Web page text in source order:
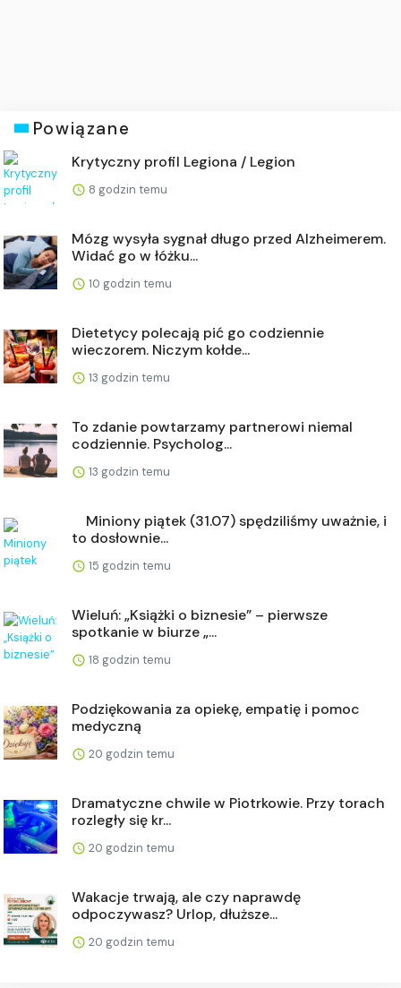
Powiązane
Krytyczny profil Legiona / Legion
8 godzin temu
Mózg wysyła sygnał długo przed Alzheimerem.
Widać go w łóżku...
10 godzin temu
Dietetycy polecają pić go codziennie
wieczorem. Niczym kołde...
13 godzin temu
To zdanie powtarzamy partnerowi niemal
codziennie. Psycholog...
13 godzin temu
⠀ Miniony piątek (31.07) spędziliśmy uważnie, i
to dosłownie...
15 godzin temu
Wieluń: „Książki o biznesie” – pierwsze
spotkanie w biurze „...
18 godzin temu
Podziękowania za opiekę, empatię i pomoc
medyczną
20 godzin temu
Dramatyczne chwile w Piotrkowie. Przy torach
rozległy się kr...
20 godzin temu
Wakacje trwają, ale czy naprawdę
odpoczywasz? Urlop, dłuższe...
20 godzin temu